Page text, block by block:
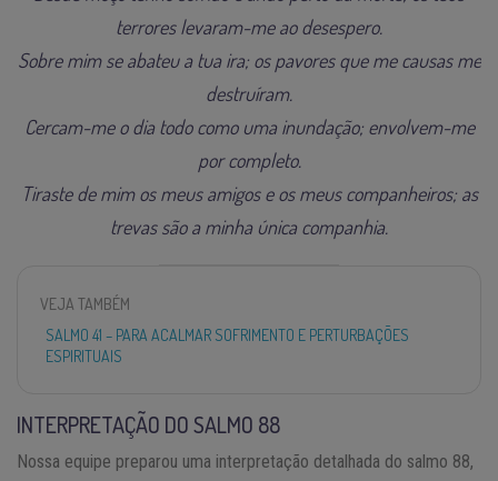
terrores levaram-me ao desespero.
Sobre mim se abateu a tua ira; os pavores que me causas me
destruíram.
Cercam-me o dia todo como uma inundação; envolvem-me
por completo.
Tiraste de mim os meus amigos e os meus companheiros; as
trevas são a minha única companhia.
VEJA TAMBÉM
SALMO 41 – PARA ACALMAR SOFRIMENTO E PERTURBAÇÕES
ESPIRITUAIS
INTERPRETAÇÃO DO SALMO 88
Nossa equipe preparou uma interpretação detalhada do salmo 88,